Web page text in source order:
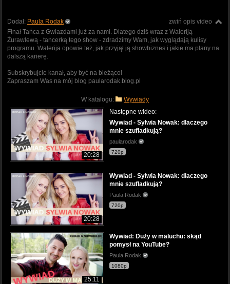
zwiń opis video
Dodał: Paula Rodak
Finał Tańca z Gwiazdami już za nami. Dlatego dziś wraz z Waleriją
Żurawlewą - tancerką tego show - zdradzimy Wam, jak wyglądają kulisy
programu. Walerija opowie też, jak przyjął ją showbiznes i jakie ma plany na
dalszą karierę.
Subskrybujcie kanał, aby być na bieżąco!
Zapraszam Was na mój blog paularodak.blog.pl
W katalogu: Wywiady
20:28
Następne wideo:
Wywiad - Sylwia Nowak: dlaczego
mnie szufladkują?
paularodak
720p
20:28
Wywiad - Sylwia Nowak: dlaczego
mnie szufladkują?
Paula Rodak
720p
25:11
Wywiad: Duży w maluchu: skąd
pomysł na YouTube?
Paula Rodak
1080p